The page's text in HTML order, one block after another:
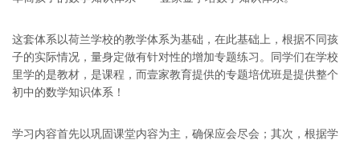
这套体系以荷兰学校的教学体系为基础，在此基础上，根据不同孩
子的实际情况，量身定做有针对性的增加专题练习。同学们在学校
里学的是教材，是课程，而壹家教育提供的专题培优班是提供整个
初中的数学知识体系！
学习内容首先以巩固课堂内容为主，确保应会尽会；其次，根据学